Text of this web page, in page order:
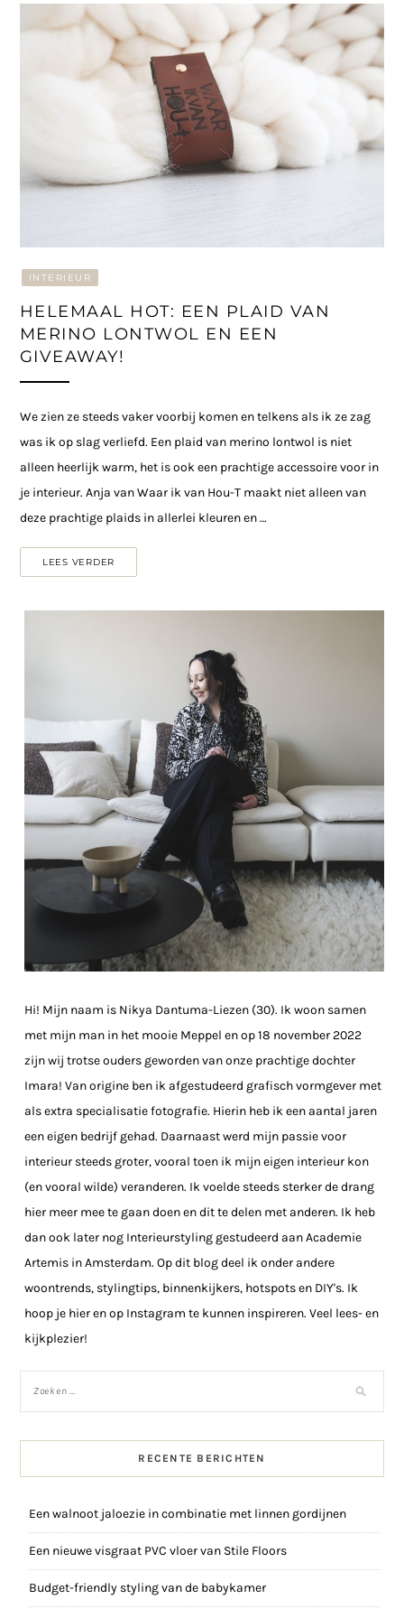
INTERIEUR
HELEMAAL HOT: EEN PLAID VAN
MERINO LONTWOL EN EEN
GIVEAWAY!
We zien ze steeds vaker voorbij komen en telkens als ik ze zag
was ik op slag verliefd. Een plaid van merino lontwol is niet
alleen heerlijk warm, het is ook een prachtige accessoire voor in
je interieur. Anja van Waar ik van Hou-T maakt niet alleen van
deze prachtige plaids in allerlei kleuren en …
LEES VERDER
Hi! Mijn naam is Nikya Dantuma-Liezen (30). Ik woon samen
met mijn man in het mooie Meppel en op 18 november 2022
zijn wij trotse ouders geworden van onze prachtige dochter
Imara! Van origine ben ik afgestudeerd grafisch vormgever met
als extra specialisatie fotografie. Hierin heb ik een aantal jaren
een eigen bedrijf gehad. Daarnaast werd mijn passie voor
interieur steeds groter, vooral toen ik mijn eigen interieur kon
(en vooral wilde) veranderen. Ik voelde steeds sterker de drang
hier meer mee te gaan doen en dit te delen met anderen. Ik heb
dan ook later nog Interieurstyling gestudeerd aan Academie
Artemis in Amsterdam. Op dit blog deel ik onder andere
woontrends, stylingtips, binnenkijkers, hotspots en DIY's. Ik
hoop je hier en op Instagram te kunnen inspireren. Veel lees- en
kijkplezier!
RECENTE BERICHTEN
Een walnoot jaloezie in combinatie met linnen gordijnen
Een nieuwe visgraat PVC vloer van Stile Floors
Budget-friendly styling van de babykamer